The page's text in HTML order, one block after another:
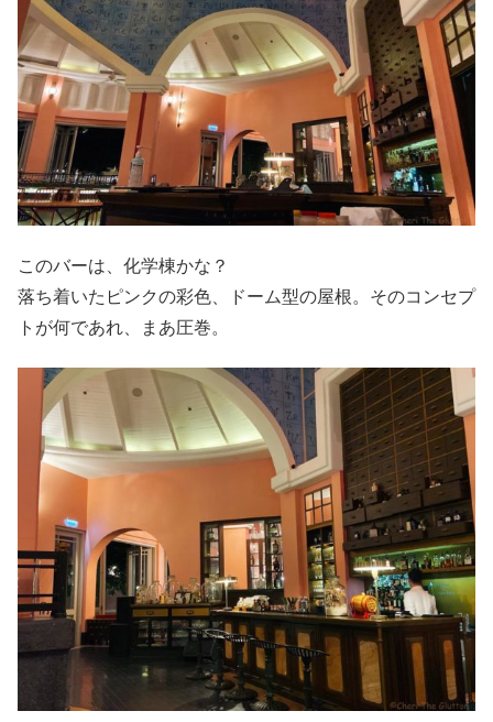
このバーは、化学棟かな？
落ち着いたピンクの彩色、ドーム型の屋根。そのコンセプ
トが何であれ、まあ圧巻。